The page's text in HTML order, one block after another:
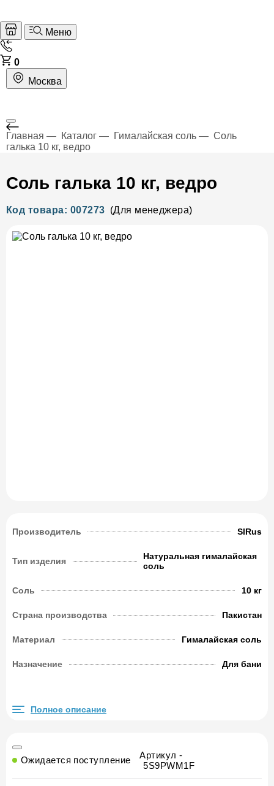
Меню
0
Москва
Главная Каталог Гималайская соль
Соль
галька 10 кг, ведро
Соль галька 10 кг, ведро
Код товара: 007273 (Для менеджера)
Производитель SlRus
Тип изделия
Натуральная гималайская
соль
Соль 10 кг
Страна производства Пакистан
Материал Гималайская соль
Назначение Для бани
Полное описание
Ожидается поступление
Артикул -
5S9PWM1F